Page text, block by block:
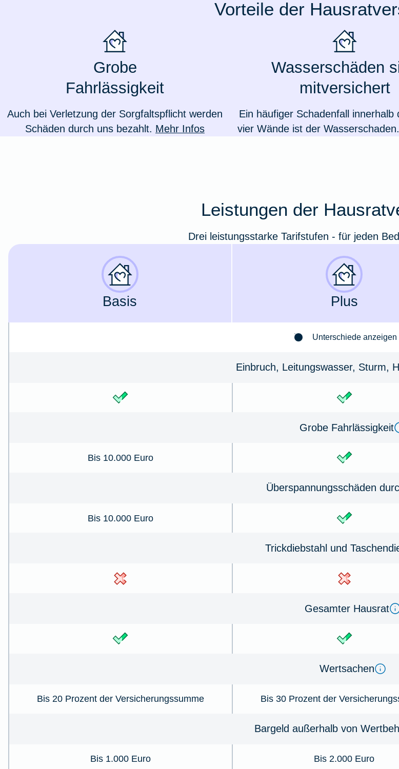
Zur Produktübersicht
Vorteile der
Grobe
Fahrlässigkeit
Auch bei Verletzung der Sorgfaltspflicht werden
Schäden durch uns bezahlt. Mehr Infos
Wasserschäden
mitversichert
Ein häufiger Schadenfall innerhalb
vier Wände ist der Wasserschaden.
Leistungen der
Drei leistungsstarke Tarifstufen - für jeden
Basis Plus
Unterschiede anzeigen
Einbruch, Leitungswasser, Sturm,
Grobe Fahrlässigkeit
Bis 10.000 Euro
Überspannungsschäden
Bis 10.000 Euro
Trickdiebstahl und
Gesamter Hausrat
Wertsachen
Bis 20 Prozent der Versicherungssumme Bis 30 Prozent der
Bargeld außerhalb von
Bis 1.000 Euro Bis 2.000 Euro